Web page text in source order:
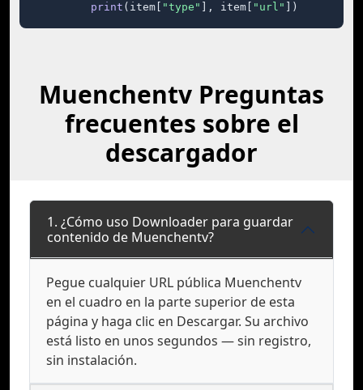
print (item[ "type" ], item[ "url" ])
Muenchentv Preguntas
frecuentes sobre el
descargador
1. ¿Cómo uso Downloader para guardar
contenido de Muenchentv?
Pegue cualquier URL pública Muenchentv
en el cuadro en la parte superior de esta
página y haga clic en Descargar. Su archivo
está listo en unos segundos — sin registro,
sin instalación.